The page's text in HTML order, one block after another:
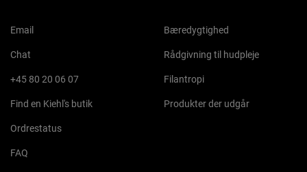
Email
Chat
+45 80 20 06 07
Find en Kiehl's butik
Ordrestatus
FAQ
Bæredygtighed
Rådgivning til hudpleje
Filantropi
Produkter der udgår